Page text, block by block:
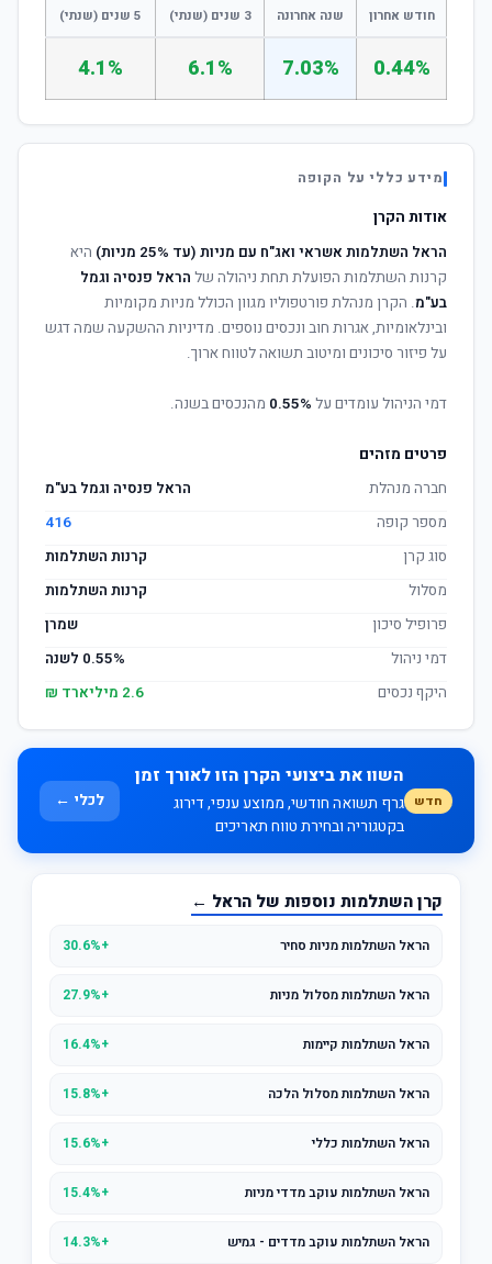
חודש אחרון שנה אחרונה 3 שנים (שנתי) 5 שנים (שנתי)
0.44%
7.03%
6.1%
4.1%
מידע כללי על הקופה
אודות הקרן
הראל השתלמות אשראי ואג"ח עם מניות (עד 25% מניות)
היא
קרנות השתלמות הפועלת תחת ניהולה של הראל פנסיה וגמל
בע"מ. הקרן מנהלת פורטפוליו מגוון הכולל מניות מקומיות
ובינלאומיות, אגרות חוב ונכסים נוספים. מדיניות ההשקעה שמה דגש
על פיזור סיכונים ומיטוב תשואה לטווח ארוך.
דמי הניהול עומדים על 0.55% מהנכסים בשנה.
פרטים מזהים
חברה מנהלת
הראל פנסיה וגמל בע"מ
מספר קופה
416
סוג קרן
קרנות השתלמות
מסלול
קרנות השתלמות
פרופיל סיכון
שמרן
דמי ניהול
0.55% לשנה
היקף נכסים
2.6 מיליארד ₪
חדש
השוו את ביצועי הקרן הזו לאורך זמן
גרף תשואה חודשי, ממוצע ענפי, דירוג
בקטגוריה ובחירת טווח תאריכים
לכלי ←
קרן השתלמות נוספות של הראל ←
הראל השתלמות מניות סחיר +30.6%
הראל השתלמות מסלול מניות +27.9%
הראל השתלמות קיימות +16.4%
הראל השתלמות מסלול הלכה +15.8%
הראל השתלמות כללי +15.6%
הראל השתלמות עוקב מדדי מניות +15.4%
הראל השתלמות עוקב מדדים - גמיש +14.3%